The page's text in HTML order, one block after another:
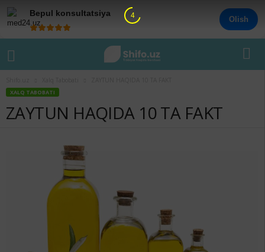
Bepul konsultatsiya
Olish
XALQ TABOBATI
ZAYTUN HAQIDA 10 TA FAKT
4